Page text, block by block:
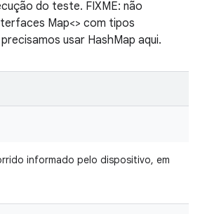
do teste. FIXME: não
Map<> com tipos
usar HashMap aqui.
informado pelo dispositivo, em